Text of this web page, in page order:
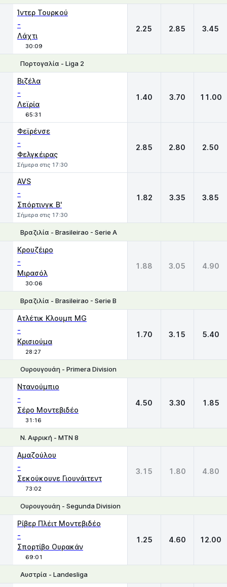
Ίντερ Τουρκού
-
Λάχτι
30:09
2.25 2.85 3.45
Πορτογαλία - Liga 2
Βιζέλα
-
Λεϊρία
65:31
1.40 3.70 11.00
Φεϊρένσε
-
Φελγκέιρας
Σήμερα στις 17:30
2.85 2.80 2.50
AVS
-
Σπόρτινγκ Β'
Σήμερα στις 17:30
1.82 3.35 3.85
Βραζιλία - Brasileirao - Serie A
Κρουζέιρο
-
Μιρασόλ
30:06
1.88 3.05 4.90
Βραζιλία - Brasileirao - Serie Β
Ατλέτικ Κλουμπ MG
-
Κρισιούμα
28:27
1.70 3.15 5.40
Ουρουγουάη - Primera Division
Ντανούμπιο
-
Σέρο Μοντεβιδέο
31:16
4.50 3.30 1.85
Ν. Αφρική - MTN 8
Αμαζούλου
-
Σεκούκουνε Γιουνάιτεντ
73:02
3.15 1.80 4.80
Ουρουγουάη - Segunda Division
Ρίβερ Πλέιτ Μοντεβιδέο
-
Σπορτίβο Ουρακάν
69:01
1.25 4.60 12.00
Αυστρία - Landesliga